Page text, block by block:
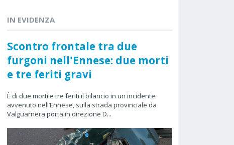
IN EVIDENZA
Scontro frontale tra due
furgoni nell'Ennese: due morti
e tre feriti gravi
È di due morti e tre feriti il bilancio in un incidente
avvenuto nell’Ennese, sulla strada provinciale da
Valguarnera porta in direzione D...